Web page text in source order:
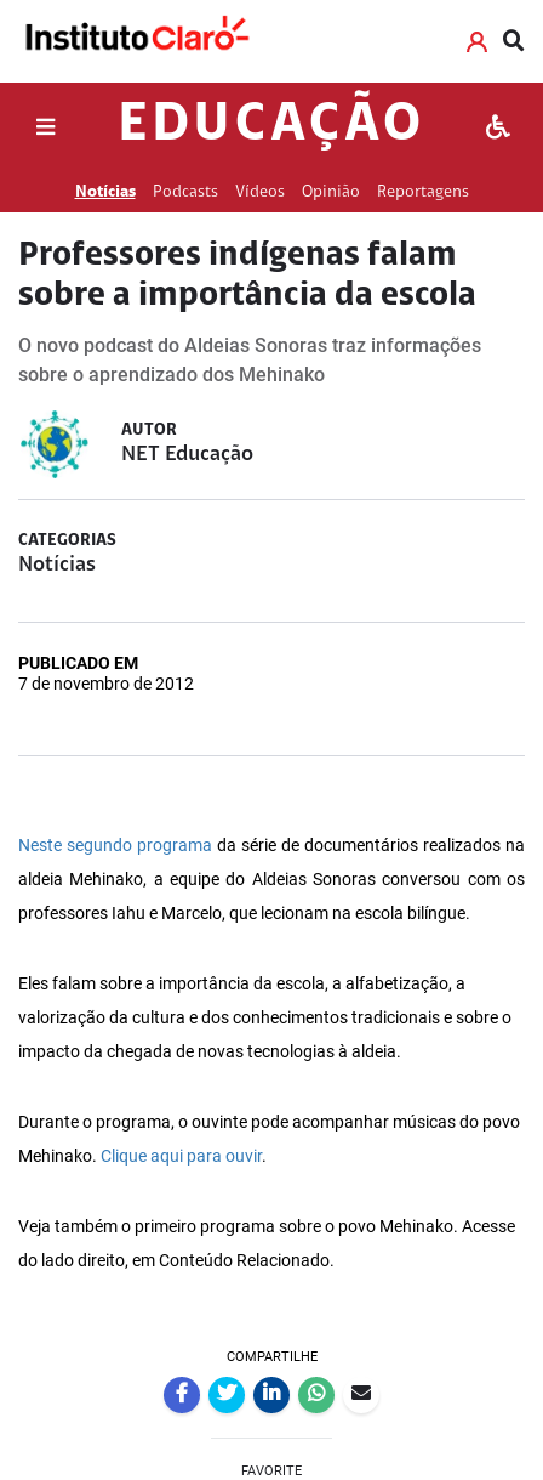
EDUCAÇÃO
Notícias Podcasts Vídeos Opinião Reportagens
Professores indígenas falam
sobre a importância da escola
O novo podcast do Aldeias Sonoras traz informações
sobre o aprendizado dos Mehinako
AUTOR
NET Educação
CATEGORIAS
Notícias
PUBLICADO EM
7 de novembro de 2012
Neste segundo programa da série de documentários realizados na
aldeia Mehinako, a equipe do Aldeias Sonoras conversou com os
professores Iahu e Marcelo, que lecionam na escola bilíngue.
Eles falam sobre a importância da escola, a alfabetização, a
valorização da cultura e dos conhecimentos tradicionais e sobre o
impacto da chegada de novas tecnologias à aldeia.
Durante o programa, o ouvinte pode acompanhar músicas do povo
Mehinako. Clique aqui para ouvir.
Veja também o primeiro programa sobre o povo Mehinako. Acesse
do lado direito, em Conteúdo Relacionado.
COMPARTILHE
FAVORITE